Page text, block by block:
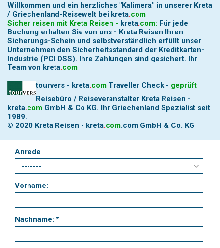
Willkommen und ein herzliches "Kalimera" in unserer Kreta
/ Griechenland-Reisewelt bei kreta.com
Sicher reisen mit Kreta Reisen - kreta.com: Für jede
Buchung erhalten Sie von uns - Kreta Reisen Ihren
Sicherungs-Schein und selbstverständlich erfüllt unser
Unternehmen den Sicherheitsstandard der Kreditkarten-
Industrie (PCI DSS). Ihre Zahlungen sind gesichert. Ihr
Team von kreta.com
tourvers - kreta.com Traveller Check - geprüft
Reisebüro / Reiseveranstalter Kreta Reisen -
kreta.com GmbH & Co KG. Ihr Griechenland Spezialist seit
1989.
© 2020 Kreta Reisen - kreta.com.com GmbH & Co. KG
Anrede
Vorname:
Nachname: *